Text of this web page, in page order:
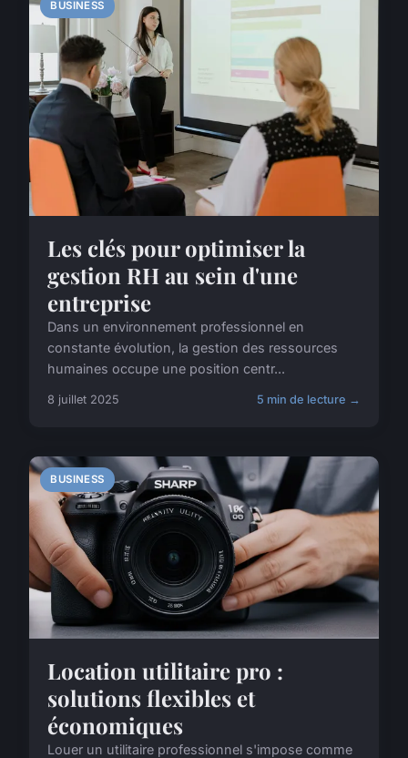
BUSINESS
Les clés pour optimiser la
gestion RH au sein d'une
entreprise
Dans un environnement professionnel en
constante évolution, la gestion des ressources
humaines occupe une position centr...
8 juillet 2025 5 min de lecture →
BUSINESS
Location utilitaire pro :
solutions flexibles et
économiques
Louer un utilitaire professionnel s'impose comme